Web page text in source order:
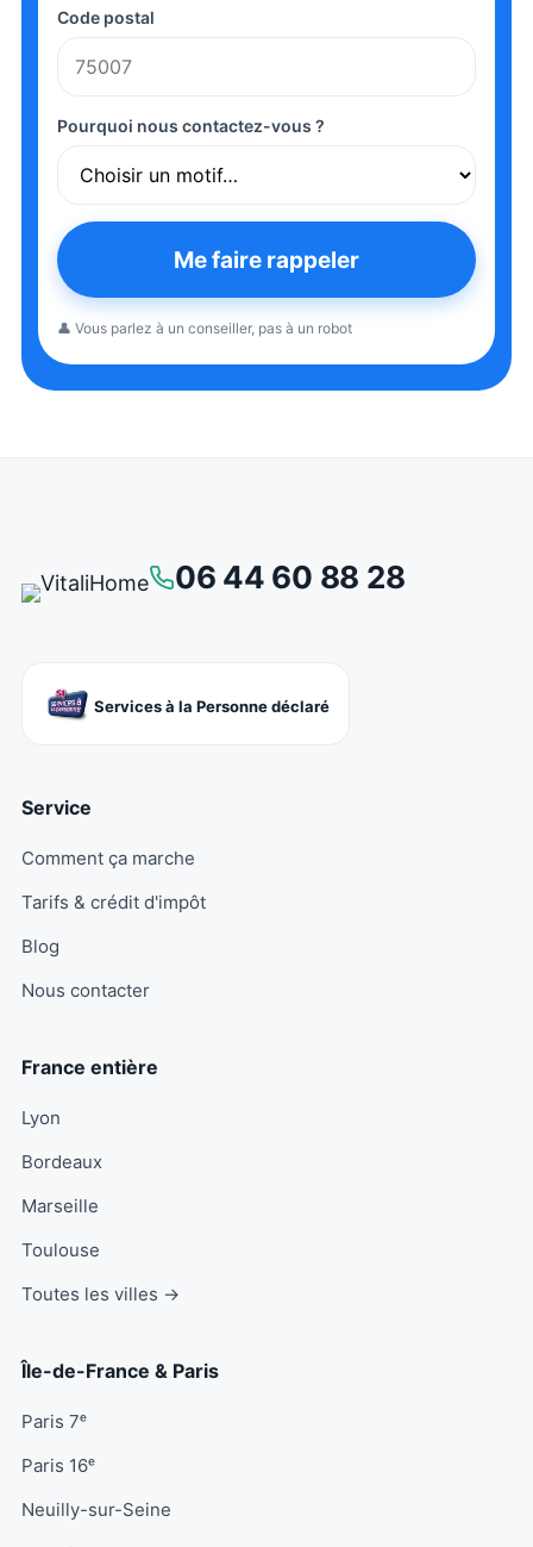
Code postal
Pourquoi nous contactez-vous ?
Me faire rappeler
👤 Vous parlez à un conseiller, pas à un robot
06 44 60 88 28
Services à la Personne déclaré
Service
Comment ça marche
Tarifs & crédit d'impôt
Blog
Nous contacter
France entière
Lyon
Bordeaux
Marseille
Toulouse
Toutes les villes →
Île-de-France & Paris
Paris 7ᵉ
Paris 16ᵉ
Neuilly-sur-Seine